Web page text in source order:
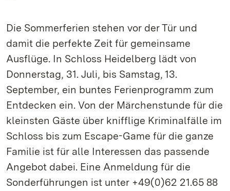
Die Sommerferien stehen vor der Tür und
damit die perfekte Zeit für gemeinsame
Ausflüge. In Schloss Heidelberg lädt von
Donnerstag, 31. Juli, bis Samstag, 13.
September, ein buntes Ferienprogramm zum
Entdecken ein. Von der Märchenstunde für die
kleinsten Gäste über knifflige Kriminalfälle im
Schloss bis zum Escape-Game für die ganze
Familie ist für alle Interessen das passende
Angebot dabei. Eine Anmeldung für die
Sonderführungen ist unter +49(0)62 21.65 88